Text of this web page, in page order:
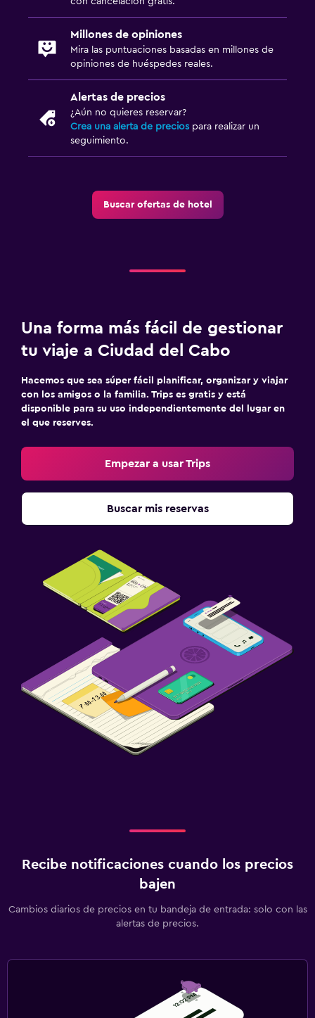
Millones de opiniones
Mira las puntuaciones basadas en millones de
opiniones de huéspedes reales.
Alertas de precios
¿Aún no quieres reservar?
Crea una alerta de precios para realizar un
seguimiento.
Buscar ofertas de hotel
Una forma más fácil de gestionar
tu viaje a Ciudad del Cabo
Hacemos que sea súper fácil planificar, organizar y viajar
con los amigos o la familia. Trips es gratis y está
disponible para su uso independientemente del lugar en
el que reserves.
Empezar a usar Trips
Buscar mis reservas
Recibe notificaciones cuando los precios
bajen
Cambios diarios de precios en tu bandeja de entrada: solo con las
alertas de precios.